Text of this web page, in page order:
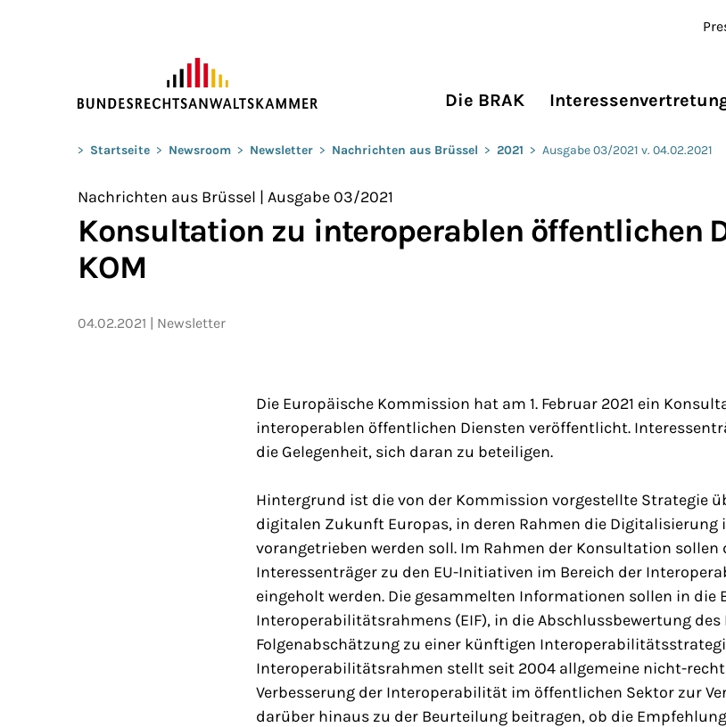
Die BRAK
Sie befinden sich hier:
> Startseite > Newsroom > Newsletter > Nachrichten aus Brüssel > 2021 > Ausgabe 03/2021 v. 04.02.2021
Nachrichten aus Brüssel | Ausgabe 03/2021
Konsultation zu interoperablen öffentlichen
KOM
04.02.2021 Newsletter
Die Europäische Kommission hat am 1. Februar 2021 ein
interoperablen öffentlichen Diensten veröffentlicht.
die Gelegenheit, sich daran zu beteiligen.
Hintergrund ist die von der Kommission vorgestellte Strategie
digitalen Zukunft Europas, in deren Rahmen die Digitalisierung
vorangetrieben werden soll. Im Rahmen der Konsultation sollen
Interessenträger zu den EU-Initiativen im Bereich der
eingeholt werden. Die gesammelten Informationen sollen in die
Interoperabilitätsrahmens (EIF), in die Abschlussbewertung des
Folgenabschätzung zu einer künftigen
Interoperabilitätsrahmen stellt seit 2004 allgemeine nicht-
Verbesserung der Interoperabilität im öffentlichen Sektor zur
darüber hinaus zu der Beurteilung beitragen, ob die